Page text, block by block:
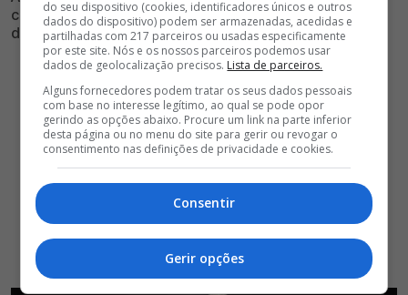
com o Galatasaray e é um dos principais nomes na lista
de jogadores livres no mercado
do seu dispositivo (cookies, identificadores únicos e outros
dados do dispositivo) podem ser armazenadas, acedidas e
partilhadas com 217 parceiros ou usadas especificamente
por este site. Nós e os nossos parceiros podemos usar
dados de geolocalização precisos. Lista de parceiros.
Alguns fornecedores podem tratar os seus dados pessoais
com base no interesse legítimo, ao qual se pode opor
gerindo as opções abaixo. Procure um link na parte inferior
desta página ou no menu do site para gerir ou revogar o
consentimento nas definições de privacidade e cookies.
Consentir
Gerir opções